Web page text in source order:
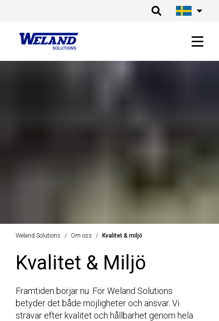
Weland Solutions Om oss Kvalitet & miljö
Kvalitet & Miljö
Framtiden börjar nu. För Weland Solutions
betyder det både möjligheter och ansvar. Vi
strävar efter kvalitet och hållbarhet genom hela